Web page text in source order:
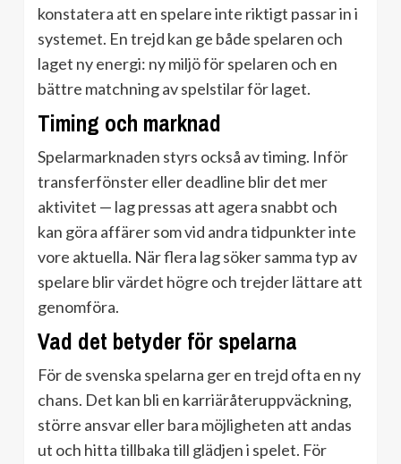
konstatera att en spelare inte riktigt passar in i
systemet. En trejd kan ge både spelaren och
laget ny energi: ny miljö för spelaren och en
bättre matchning av spelstilar för laget.
Timing och marknad
Spelarmarknaden styrs också av timing. Inför
transferfönster eller deadline blir det mer
aktivitet — lag pressas att agera snabbt och
kan göra affärer som vid andra tidpunkter inte
vore aktuella. När flera lag söker samma typ av
spelare blir värdet högre och trejder lättare att
genomföra.
Vad det betyder för spelarna
För de svenska spelarna ger en trejd ofta en ny
chans. Det kan bli en karriäråteruppväckning,
större ansvar eller bara möjligheten att andas
ut och hitta tillbaka till glädjen i spelet. För